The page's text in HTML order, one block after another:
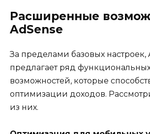
Расширенные
AdSense
За пределами базовых настроек,
предлагает ряд
возможностей, которые
оптимизации доходов.
из них.